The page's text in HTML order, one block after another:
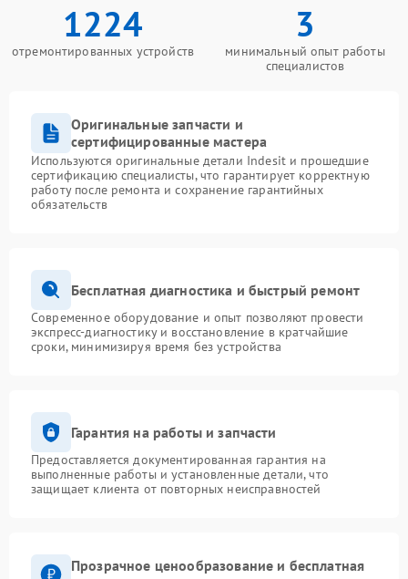
1224
отремонтированных устройств
3
минимальный опыт работы
специалистов
Оригинальные запчасти и
сертифицированные мастера
Используются оригинальные детали Indesit и прошедшие
сертификацию специалисты, что гарантирует корректную
работу после ремонта и сохранение гарантийных
обязательств
Бесплатная диагностика и быстрый ремонт
Современное оборудование и опыт позволяют провести
экспресс-диагностику и восстановление в кратчайшие
сроки, минимизируя время без устройства
Гарантия на работы и запчасти
Предоставляется документированная гарантия на
выполненные работы и установленные детали, что
защищает клиента от повторных неисправностей
Прозрачное ценообразование и бесплатная